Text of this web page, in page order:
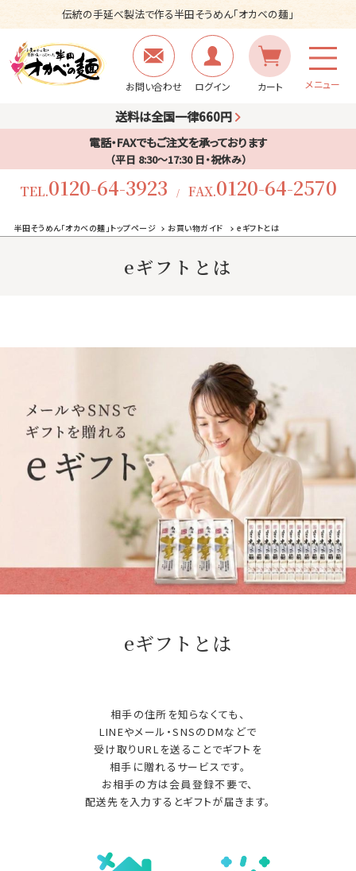
伝統の手延べ製法で作る半田そうめん「オカベの麺」
お問い合わせ ログイン カート メニュー
送料は全国一律660円
電話・FAXでもご注文を承っております
（平日 8:30〜17:30 日・祝休み）
TEL.0120-64-3923 / FAX.0120-64-2570
半田そうめん「オカベの麺」トップページ お買い物ガイド eギフトとは
eギフトとは
eギフトとは
相手の住所を知らなくても、
LINEやメール・SNSのDMなどで
受け取りURLを送ることでギフトを
相手に贈れるサービスです。
お相手の方は会員登録不要で、
配送先を入力するとギフトが届きます。